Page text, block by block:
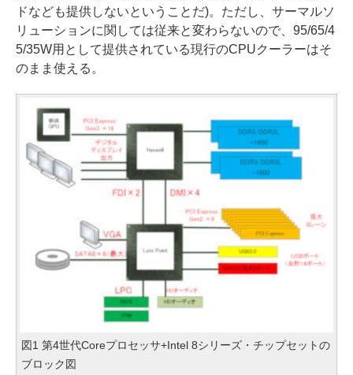
ドなども提供しないということだ)。ただし、サーマルソ
リューションに関しては従来と変わらないので、95/65/4
5/35W用として提供されている現行のCPUクーラーはそ
のまま使える。
図1 第4世代Coreプロセッサ+Intel 8シリーズ・チップセットの
ブロック図